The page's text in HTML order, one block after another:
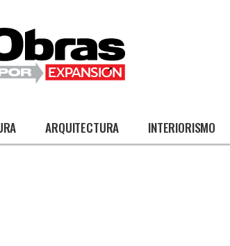
ARQUITECTURA INTERIORISMO